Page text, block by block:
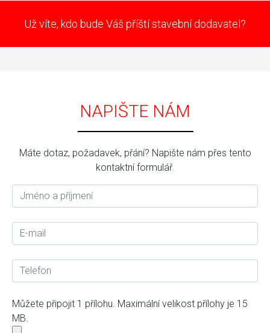
Už víte, kdo bude Váš příští stavební dodavatel?
NAPIŠTE NÁM
Máte dotaz, požadavek, přání? Napište nám přes tento
kontaktní formulář.
Můžete připojit 1 přílohu. Maximální velikost přílohy je 15
MB.